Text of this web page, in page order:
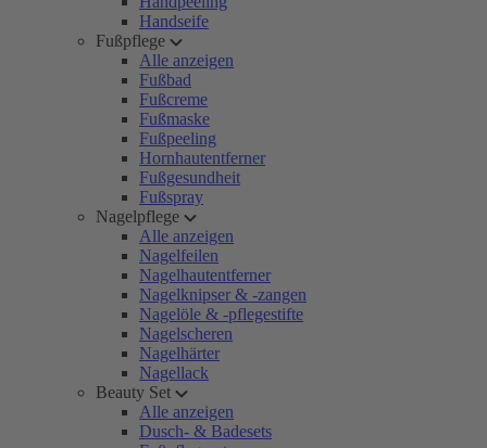
Handseife
Fußpflege
Alle anzeigen
Fußbad
Fußcreme
Fußmaske
Fußpeeling
Hornhautentferner
Fußgesundheit
Fußspray
Nagelpflege
Alle anzeigen
Nagelfeilen
Nagelhautentferner
Nagelknipser & -zangen
Nagelöle & -pflegestifte
Nagelscheren
Nagelhärter
Nagellack
Beauty Set
Alle anzeigen
Dusch- & Badesets